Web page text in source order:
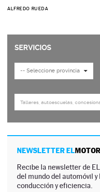
ALFREDO RUEDA
NEWSLETTER ELMOTOR
Recibe la newsletter de
del mundo del automóvil
conducción y eficiencia.